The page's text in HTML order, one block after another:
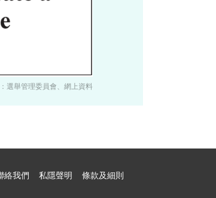
選舉管理委員會、網上資料
絡我們 私隱聲明 條款及細則